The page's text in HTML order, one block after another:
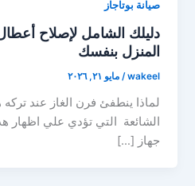
صيانة بوتاجاز
دليلك الشامل لإصلاح
المنزل بنفسك
wakeel
/مايو ٢١, ٢٠٢٦
لماذا ينطفئ فرن الغاز عند
الشائعة التي تؤدي علي اظهار
جهاز […]